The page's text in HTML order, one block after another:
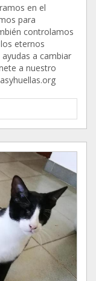
en el
para
controlamos
eternos
a cambiar
a nuestro